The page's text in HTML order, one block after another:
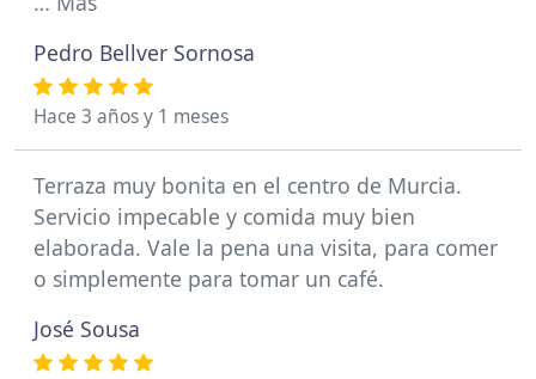
Pedro Bellver Sornosa
Hace 3 años y 1 meses
Terraza muy bonita en el centro de Murcia.
Servicio impecable y comida muy bien
elaborada. Vale la pena una visita, para comer
o simplemente para tomar un café.
José Sousa